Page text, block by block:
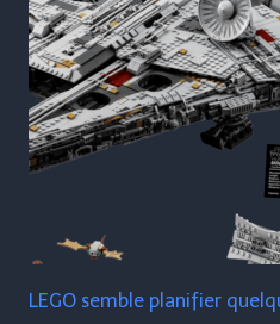
LEGO semble planifier